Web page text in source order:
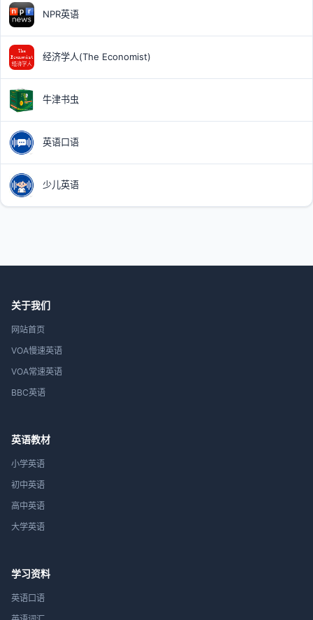
NPR英语
经济学人(The Economist)
牛津书虫
英语口语
少儿英语
关于我们
网站首页
VOA慢速英语
VOA常速英语
BBC英语
英语教材
小学英语
初中英语
高中英语
大学英语
学习资料
英语口语